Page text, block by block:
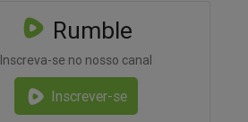
Rumble
Inscreva-se no nosso canal
Inscrever-se